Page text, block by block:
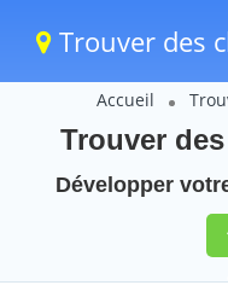
Trouver des
Accueil
Trouver
Développer